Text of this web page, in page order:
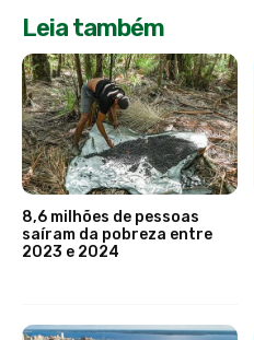
Leia também
8,6 milhões de pessoas
saíram da pobreza entre
2023 e 2024